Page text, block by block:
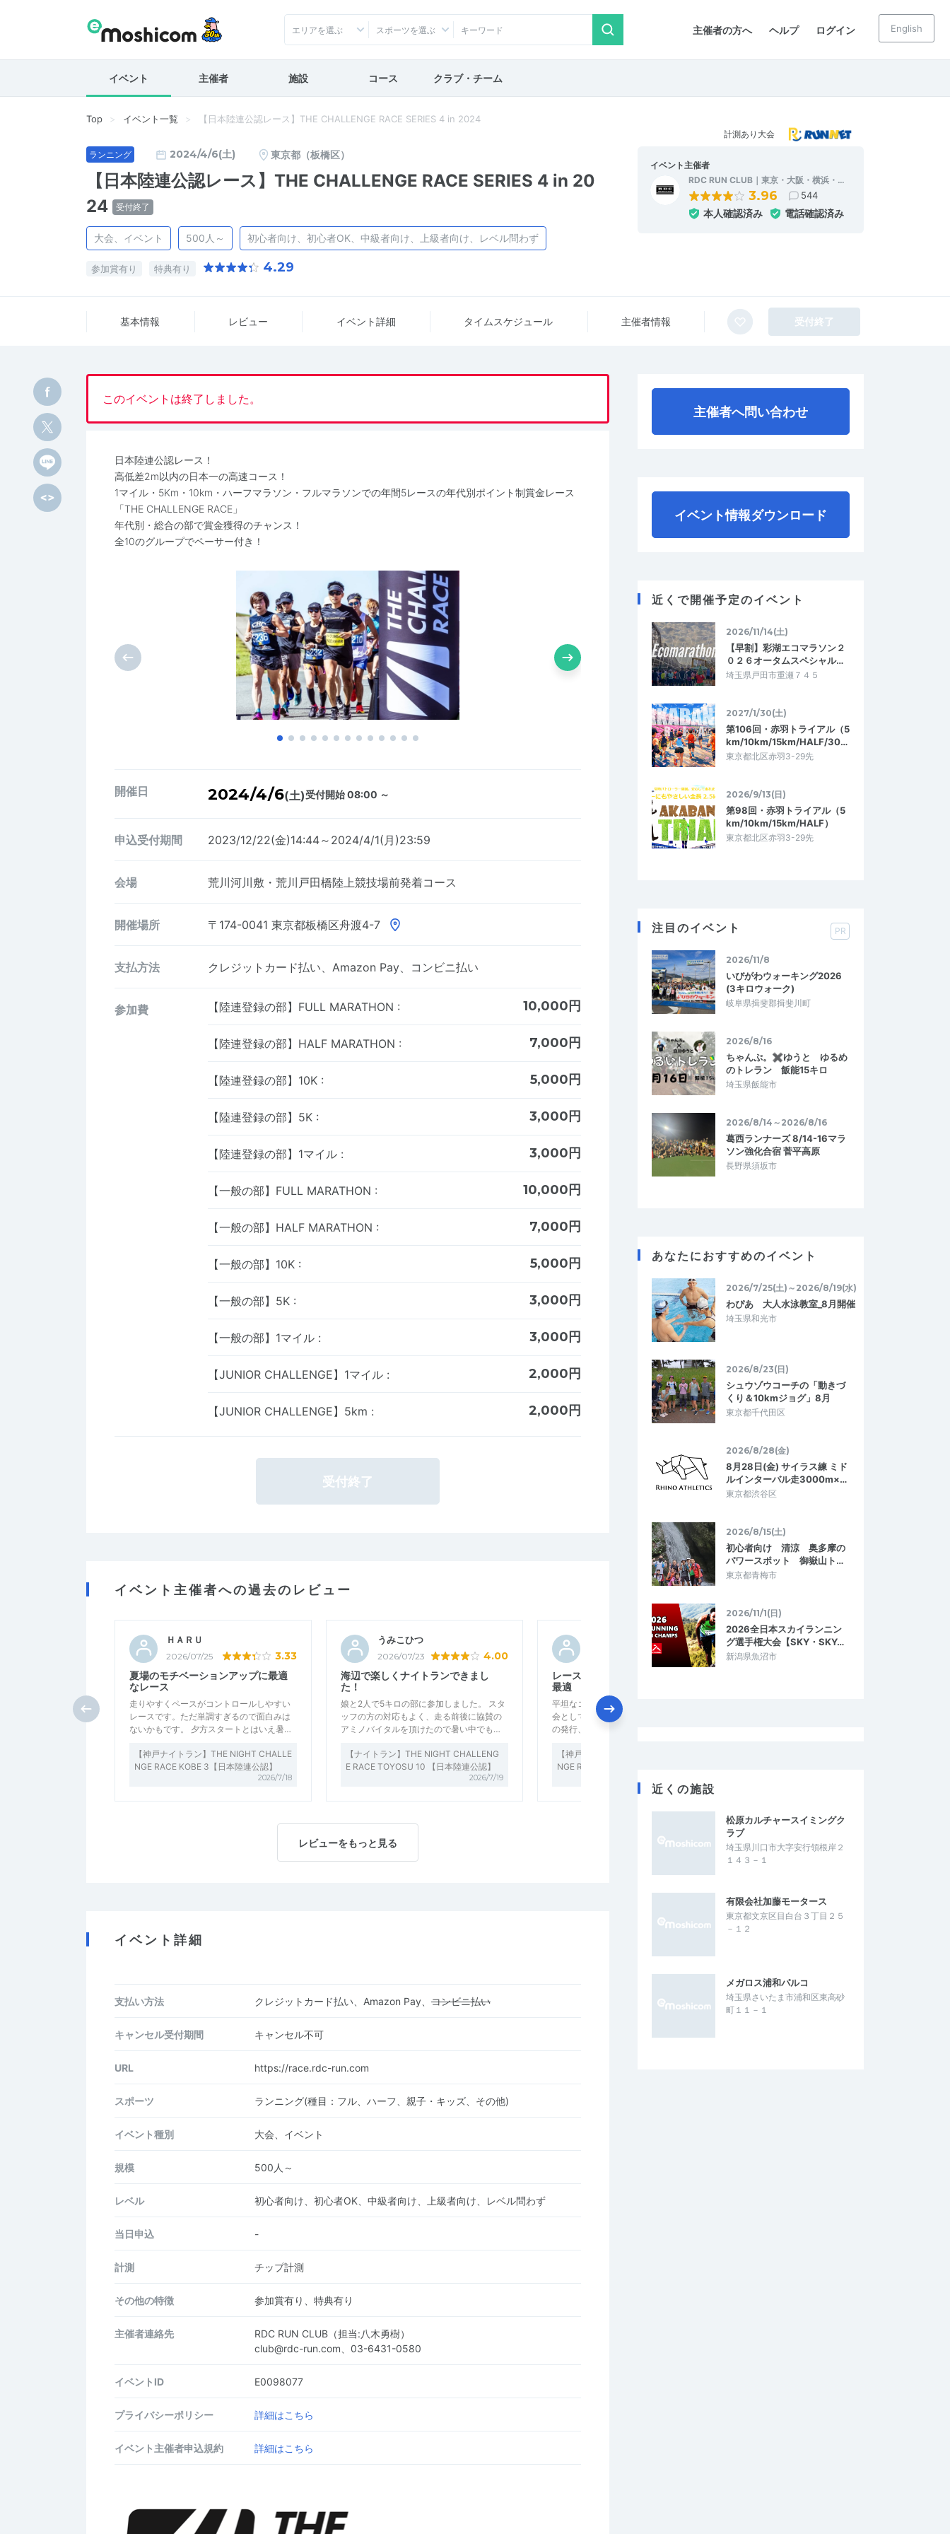
主催者の方へ ヘルプ ログイン
エリアを選ぶ スポーツを選ぶ English
イベント 主催者 施設 コース クラブ・チーム
Top イベント一覧 【日本陸連公認レース】THE CHALLENGE RACE SERIES 4 in 2024
ランニング
計測あり大会
2024/4/6(土) 東京都（板橋区）
【日本陸連公認レース】THE CHALLENGE RACE SERIES 4 in 20
24
受付終了
大会、イベント 500人～ 初心者向け、初心者OK、中級者向け、上級者向け、レベル問わず
参加賞有り 特典有り 4.29
イベント主催者
RDC RUN CLUB｜東京・大阪・横浜・…
3.96 544
本人確認済み 電話確認済み
基本情報 レビュー イベント詳細 タイム スケジュール 主催者情報 受付終了
このイベントは終了しました。
日本陸連公認レース！
高低差2m以内の日本一の高速コース！
1マイル・5Km・10km・ハーフマラソン・フルマラソンでの年間5レースの年代別ポイント制賞金レース
「THE CHALLENGE RACE」
年代別・総合の部で賞金獲得のチャンス！
全10のグループでペーサー付き！
開催日 2024/4/6(土)受付開始 08:00 ～
申込受付期間 2023/12/22(金)14:44～2024/4/1(月)23:59
会場 荒川河川敷・荒川戸田橋陸上競技場前発着コース
開催場所 〒174-0041 東京都板橋区舟渡4-7
支払方法 クレジットカード払い、Amazon Pay、コンビニ払い
参加費 【陸連登録の部】FULL MARATHON : 10,000円
【陸連登録の部】HALF MARATHON : 7,000円
【陸連登録の部】10K : 5,000円
【陸連登録の部】5K : 3,000円
【陸連登録の部】1マイル : 3,000円
【一般の部】FULL MARATHON : 10,000円
【一般の部】HALF MARATHON : 7,000円
【一般の部】10K : 5,000円
【一般の部】5K : 3,000円
【一般の部】1マイル : 3,000円
【JUNIOR CHALLENGE】1マイル : 2,000円
【JUNIOR CHALLENGE】5km : 2,000円
受付終了
イベント主催者への過去のレビュー
ＨＡＲＵ
2026/07/25 3.33
夏場のモチベーションアップに最適
なレース
走りやすくペースがコントロールしやすい
レースです。ただ単調すぎるので面白みは
ないかもです。 夕方スタートとはいえ暑…
【神戸ナイトラン】THE NIGHT CHALLE
NGE RACE KOBE 3【日本陸連公認】
2026/7/18
うみこひつ
2026/07/23 4.00
海辺で楽しくナイトランできまし
た！
娘と2人で5キロの部に参加しました。 スタ
ッフの方の対応もよく、走る前後に協賛の
アミノバイタルを頂けたので暑い中でも…
【ナイトラン】THE NIGHT CHALLENG
E RACE TOYOSU 10 【日本陸連公認】
2026/7/19
3.33
レースペースを養う練習大会として
最適
平坦なコースでレースペースを養う練習大
会として最適である。特に、表彰や記録証
の発行、参加賞などもないので、練習会…
【神戸ナイトラン】THE NIGHT CHALLE
NGE RACE KOBE 3【日本陸連公認】
Kogo
レビューをもっと見る
イベント詳細
支払い方法 クレジットカード払い、Amazon Pay、 コンビニ払い
キャンセル受付期間 キャンセル不可
URL https://race.rdc-run.com
スポーツ ランニング(種目：フル、ハーフ、親子・キッズ、その他)
イベント種別 大会、イベント
規模 500人～
レベル 初心者向け、初心者OK、中級者向け、上級者向け、レベル問わず
当日申込 -
計測 チップ計測
その他の特徴 参加賞有り、特典有り
主催者連絡先
RDC RUN CLUB（担当:八木勇樹）
club@rdc-run.com、03-6431-0580
イベントID E0098077
プライバシーポリシー 詳細はこちら
イベント主催者申込規約 詳細はこちら
主催者へ問い合わせ
イベント情報ダウンロード
近くで開催予定のイベント
2026/11/14(土)
【早割】彩湖エコマラソン２
０２６オータムスペシャル…
埼玉県戸田市重瀬７４５
2027/1/30(土)
第106回・赤羽トライアル（5
km/10km/15km/HALF/30…
東京都北区赤羽3-29先
2026/9/13(日)
第98回・赤羽トライアル（5
km/10km/15km/HALF）
東京都北区赤羽3-29先
注目のイベント PR
2026/11/8
いびがわウォーキング2026
(3キロウォーク)
岐阜県揖斐郡揖斐川町
2026/8/16
ちゃんぷ。✖ゆうと ゆるめ
のトレラン 飯能15キロ
埼玉県飯能市
2026/8/14～2026/8/16
葛西ランナーズ 8/14-16マラ
ソン強化合宿 菅平高原
長野県須坂市
あなたにおすすめのイベント
2026/7/25(土)～2026/8/19(水)
わぴあ 大人水泳教室_8月開催
埼玉県和光市
2026/8/23(日)
シュウゾウコーチの「動きづ
くり＆10kmジョグ」8月
東京都千代田区
2026/8/28(金)
8月28日(金) サイラス練 ミド
ルインターバル走3000m×…
東京都渋谷区
2026/8/15(土)
初心者向け 清涼 奥多摩の
パワースポット 御嶽山ト…
東京都青梅市
2026/11/1(日)
2026全日本スカイランニン
グ選手権大会【SKY・SKY…
新潟県魚沼市
近くの施設
松原カルチャースイミングク
ラブ
埼玉県川口市大字安行領根岸２
１４３－１
有限会社加藤モータース
東京都文京区目白台３丁目２５
－１２
メガロス浦和パルコ
埼玉県さいたま市浦和区東高砂
町１１－１